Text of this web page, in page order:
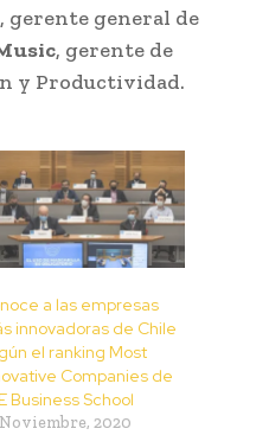
, gerente general de
, gerente de
y Productividad.
a las empresas
innovadoras de Chile
el ranking Most
Companies de
Business School
2020